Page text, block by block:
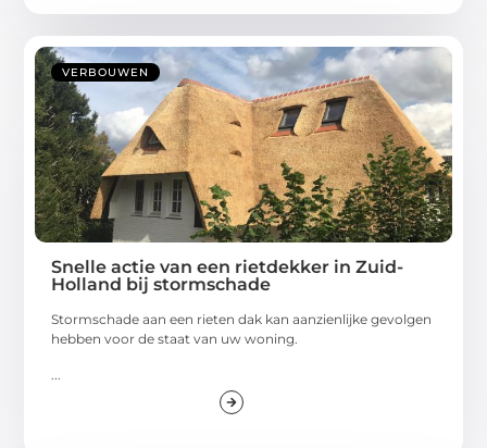
VERBOUWEN
Snelle actie van een rietdekker in Zuid-
Holland bij stormschade
Stormschade aan een rieten dak kan aanzienlijke gevolgen
hebben voor de staat van uw woning.